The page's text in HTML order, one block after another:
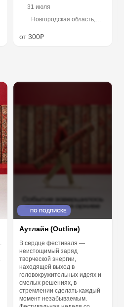
31 июля
Новгородская область,
поселение, берег Волхова
у деревни Захарьино
от 300₽
ПО ПОДПИСКЕ
Аутлайн (Outline)
В сердце фестиваля —
неистощимый заряд
творческой энергии,
находящей выход в
головокружительных идеях и
смелых решениях, в
стремлении сделать каждый
момент незабываемым.